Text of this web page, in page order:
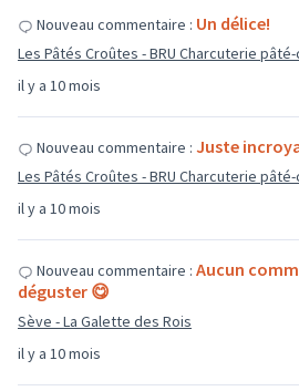
il y a 10 mois
Nouveau commentaire : Un délice!
Les Pâtés Croûtes - BRU Charcuterie
il y a 10 mois
Nouveau commentaire : Juste
Les Pâtés Croûtes - BRU Charcuterie
il y a 10 mois
Nouveau commentaire : Aucun
déguster 😋
Sève - La Galette des Rois